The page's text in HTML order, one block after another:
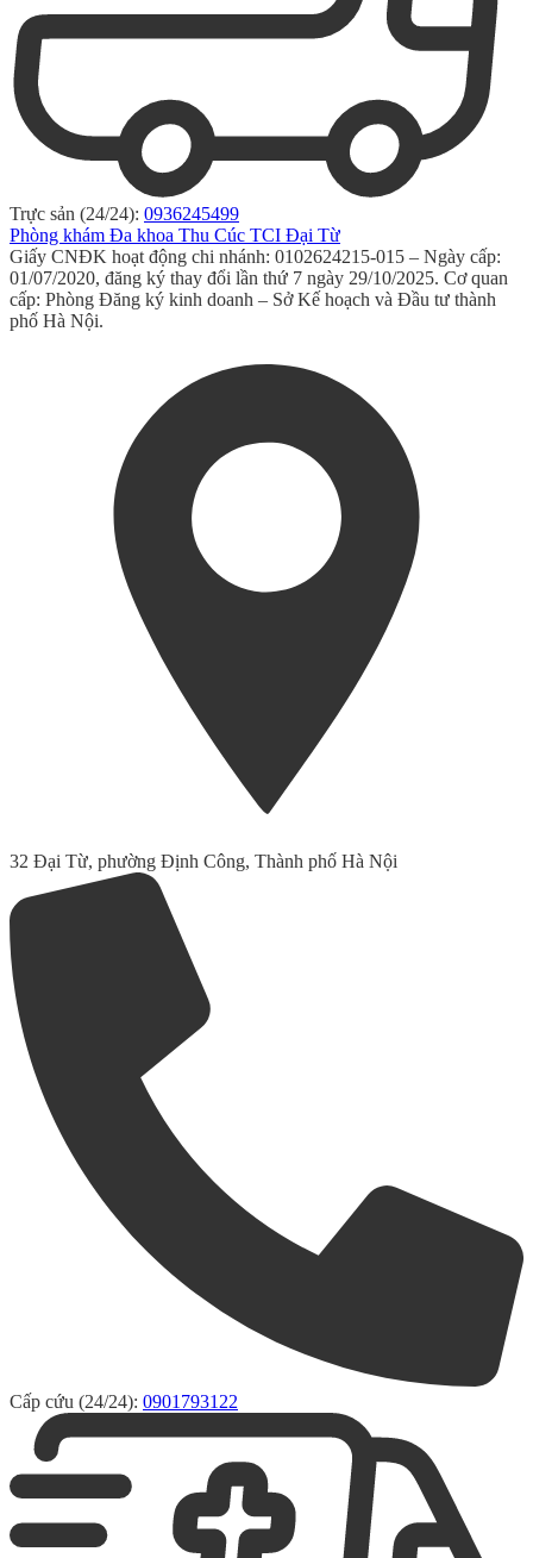
Trực sản (24/24): 0936245499
Phòng khám Đa khoa Thu Cúc TCI Đại Từ
Giấy CNĐK hoạt động chi nhánh: 0102624215-015 – Ngày cấp:
01/07/2020, đăng ký thay đổi lần thứ 7 ngày 29/10/2025. Cơ quan
cấp: Phòng Đăng ký kinh doanh – Sở Kế hoạch và Đầu tư thành
phố Hà Nội.
32 Đại Từ, phường Định Công, Thành phố Hà Nội
Cấp cứu (24/24): 0901793122